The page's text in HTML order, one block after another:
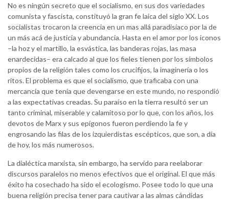
No es ningún secreto que el socialismo, en sus dos variedades
comunista y fascista, constituyó la gran fe laica del siglo XX. Los
socialistas trocaron la creencia en un mas allá paradisíaco por la de
un más acá de justicia y abundancia. Hasta en el amor por los iconos
–la hoz y el martillo, la esvástica, las banderas rojas, las masa
enardecidas– era calcado al que los fieles tienen por los símbolos
propios de la religión tales como los crucifijos, la imaginería o los
ritos. El problema es que el socialismo, que traficaba con una
mercancía que tenía que devengarse en este mundo, no respondió
a las expectativas creadas. Su paraíso en la tierra resultó ser un
tanto criminal, miserable y calamitoso por lo que, con los años, los
devotos de Marx y sus epígonos fueron perdiendo la fe y
engrosando las filas de los izquierdistas escépticos, que son, a día
de hoy, los más numerosos.
La dialéctica marxista, sin embargo, ha servido para reelaborar
discursos paralelos no menos efectivos que el original. El que más
éxito ha cosechado ha sido el ecologismo. Posee todo lo que una
buena religión precisa tener para cautivar a las almas cándidas